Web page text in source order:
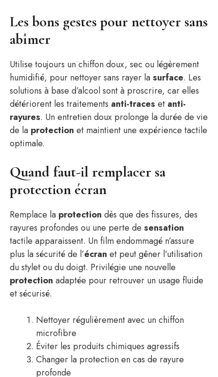
Les bons gestes pour nettoyer sans
abîmer
Utilise toujours un chiffon doux, sec ou légèrement
humidifié, pour nettoyer sans rayer lasurface. Les
solutions à base d’alcool sont à proscrire, car elles
détériorent les traitements anti-traces et anti-
rayures. Un entretien doux prolonge la durée de vie
de la protection et maintient une expérience tactile
optimale.
Quand faut-il remplacer sa
protection écran
Remplace la protection dès que des fissures, des
rayures profondes ou une perte de sensation
tactile apparaissent. Un film endommagé n’assure
plus la sécurité de l’écran et peut gêner l’utilisation
du stylet ou du doigt. Privilégie une nouvelle
protection adaptée pour retrouver un usage fluide
et sécurisé.
Nettoyer régulièrement avec un chiffon
microfibre
Éviter les produits chimiques agressifs
Changer la protection en cas de rayure
profonde